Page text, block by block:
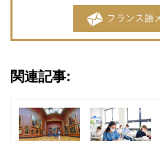
関連記事: